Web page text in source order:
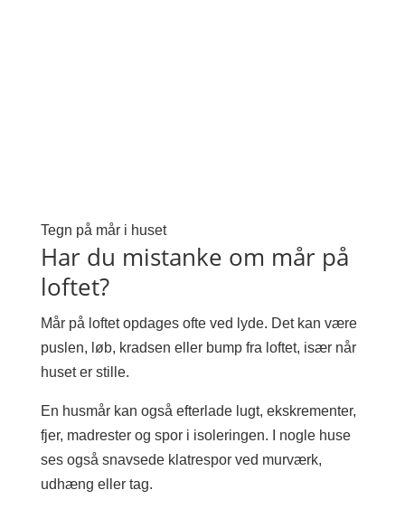
Tegn på mår i huset
Har du mistanke om mår på
loftet?
Mår på loftet opdages ofte ved lyde. Det kan være
puslen, løb, kradsen eller bump fra loftet, især når
huset er stille.
En husmår kan også efterlade lugt, ekskrementer,
fjer, madrester og spor i isoleringen. I nogle huse
ses også snavsede klatrespor ved murværk,
udhæng eller tag.